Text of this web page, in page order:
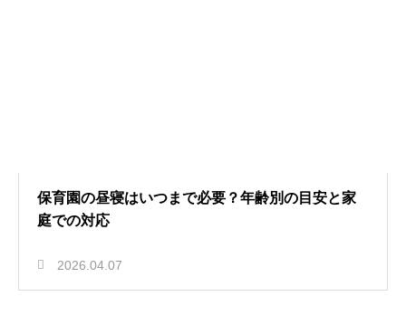
保育園の昼寝はいつまで必要？年齢別の目安と家
庭での対応
2026.04.07